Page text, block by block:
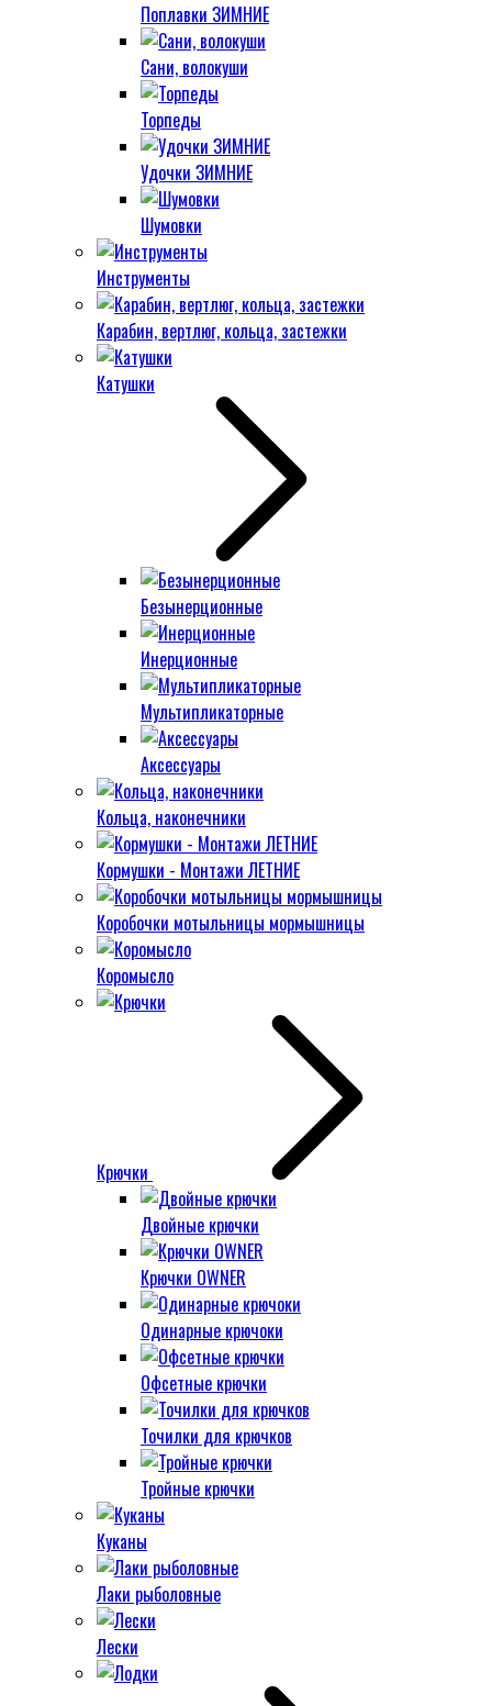
Поплавки ЗИМНИЕ
Сани, волокуши
Торпеды
Удочки ЗИМНИЕ
Шумовки
Инструменты
Карабин, вертлюг, кольца, застежки
Катушки
Безынерционные
Инерционные
Мультипликаторные
Аксессуары
Кольца, наконечники
Кормушки - Монтажи ЛЕТНИЕ
Коробочки мотыльницы мормышницы
Коромысло
Крючки
Двойные крючки
Крючки OWNER
Одинарные крючоки
Офсетные крючки
Точилки для крючков
Тройные крючки
Куканы
Лаки рыболовные
Лески